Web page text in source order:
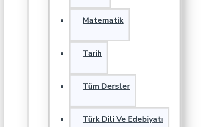
Matematik
Tarih
Tüm Dersler
Türk Dili Ve Edebiyatı